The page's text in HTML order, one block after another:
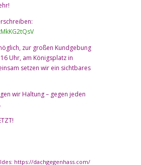
zur großen Kundgebung
Uhr, am Königsplatz in
setzen wir ein sichtbares
wir Haltung – gegen jeden
https://dachgegenhass.com/